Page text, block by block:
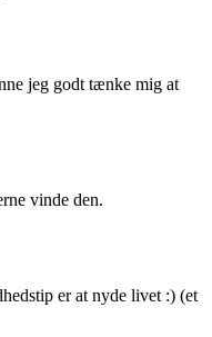
jeg godt tænke mig at
vinde den.
er at nyde livet :) (et